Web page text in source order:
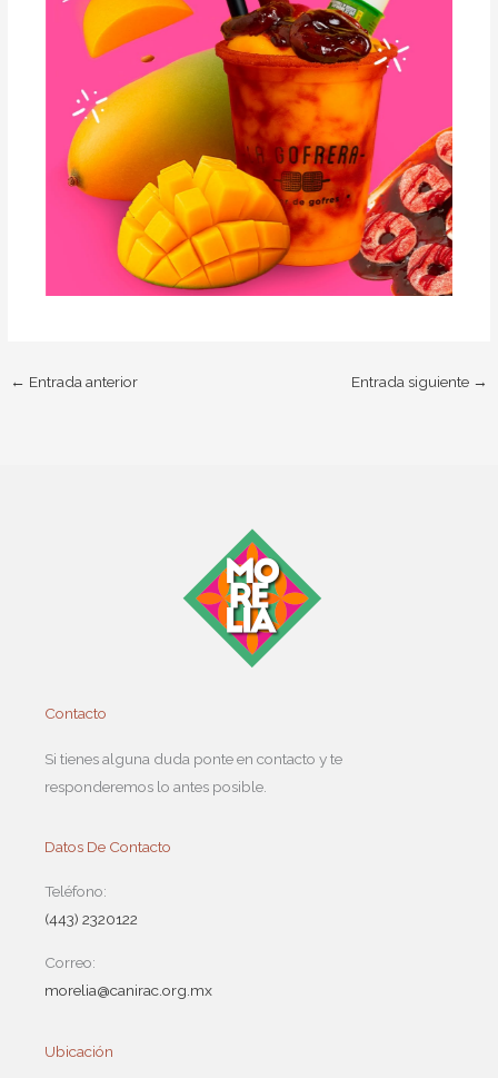
← Entrada anterior Entrada siguiente →
Contacto
Si tienes alguna duda ponte en contacto y te
responderemos lo antes posible.
Datos De Contacto
Teléfono:
(443) 2320122
Correo:
morelia@canirac.org.mx
Ubicación